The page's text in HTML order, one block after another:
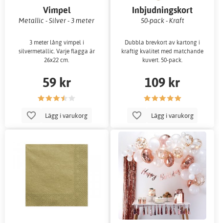
Vimpel
Metallic - Silver - 3 meter
3 meter lång vimpel i
silvermetallic. Varje flagga är
26x22 cm.
59 kr
Lägg i varukorg
Inbjudningskort
50-pack - Kraft
Dubbla brevkort av kartong i
kraftig kvalitet med matchande
kuvert. 50-pack.
109 kr
Lägg i varukorg